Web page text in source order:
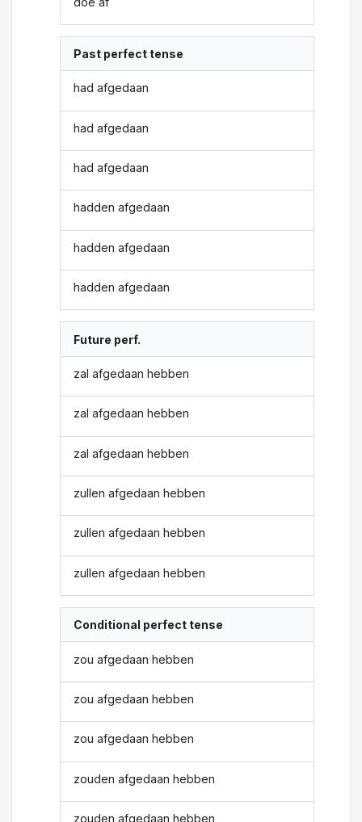
Past perfect tense
had afgedaan
had afgedaan
had afgedaan
hadden afgedaan
hadden afgedaan
hadden afgedaan
Future perf.
zal afgedaan hebben
zal afgedaan hebben
zal afgedaan hebben
zullen afgedaan hebben
zullen afgedaan hebben
zullen afgedaan hebben
Conditional perfect tense
zou afgedaan hebben
zou afgedaan hebben
zou afgedaan hebben
zouden afgedaan hebben
zouden afgedaan hebben